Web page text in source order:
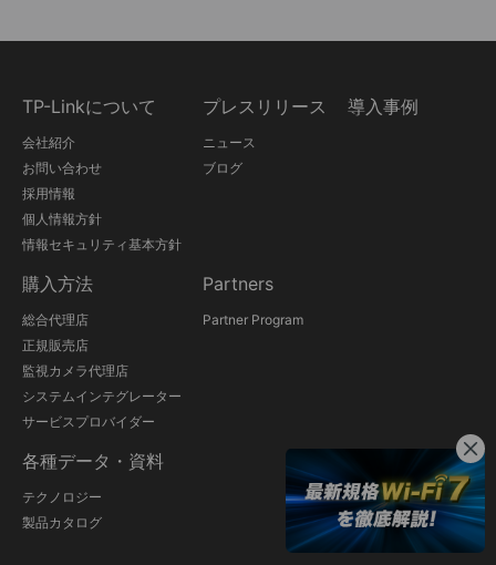
TP-Linkについて
会社紹介
お問い合わせ
採用情報
個人情報方針
情報セキュリティ基本方針
プレスリリース
ニュース
ブログ
導入事例
購入方法
総合代理店
正規販売店
監視カメラ代理店
システムインテグレーター
サービスプロバイダー
Partners
Partner Program
各種データ・資料
テクノロジー
製品カタログ